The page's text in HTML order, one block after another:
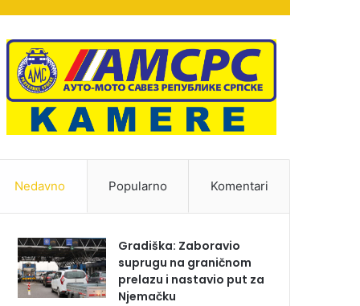
Nedavno Popularno Komentari
Gradiška: Zaboravio
suprugu na graničnom
prelazu i nastavio put za
Njemačku